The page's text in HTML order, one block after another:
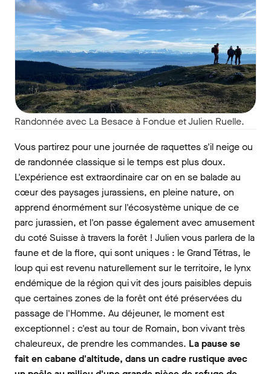
Randonnée avec La Besace à Fondue et Julien Ruelle.
Vous partirez pour une journée de raquettes s'il neige ou
de randonnée classique si le temps est plus doux.
L'expérience est extraordinaire car on en se balade au
cœur des paysages jurassiens, en pleine nature, on
apprend énormément sur l'écosystème unique de ce
parc jurassien, et l'on passe également avec amusement
du coté Suisse à travers la forêt ! Julien vous parlera de la
faune et de la flore, qui sont uniques : le Grand Tétras, le
loup qui est revenu naturellement sur le territoire, le lynx
endémique de la région qui vit des jours paisibles depuis
que certaines zones de la forêt ont été préservées du
passage de l'Homme. Au déjeuner, le moment est
exceptionnel : c'est au tour de Romain, bon vivant très
chaleureux, de prendre les commandes. La pause se
fait en cabane d'altitude, dans un cadre rustique avec